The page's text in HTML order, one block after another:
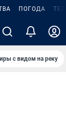
ПОГОДА
с видом на реку